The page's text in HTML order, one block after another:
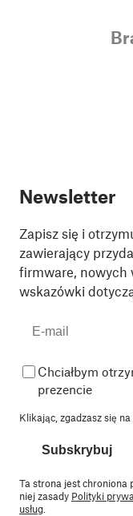
Newsletter
Zapisz się i
zawierający
firmware, nowych
wskazówki
Chciałbym
prezencie
Klikając, zgadzasz się na
Subskrybuj
Ta strona jest chroniona
niej zasady Polityki
usług